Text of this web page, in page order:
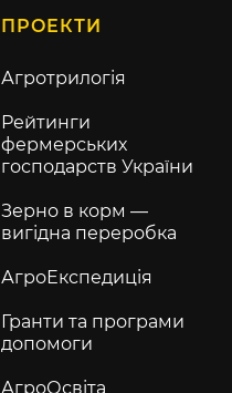
ПРОЕКТИ
Агротрилогія
Рейтинги
фермерських
господарств України
Зерно в корм —
вигідна переробка
АгроЕкспедиція
Гранти та програми
допомоги
АгроОсвіта